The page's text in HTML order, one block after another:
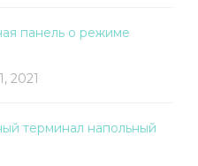
панель о режиме
2021
терминал напольный